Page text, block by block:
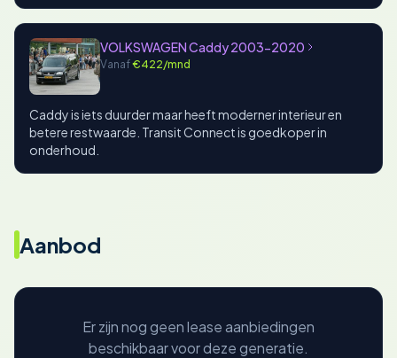
VOLKSWAGEN Caddy 2003-2020
Vanaf€422/mnd
Caddy is iets duurder maar heeft moderner interieur en
betere restwaarde. Transit Connect is goedkoper in
onderhoud.
Aanbod
Er zijn nog geen lease aanbiedingen
beschikbaar voor deze generatie.